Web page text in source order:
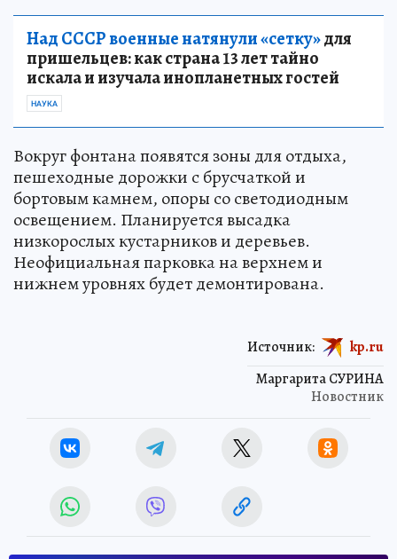
Над СССР военные натянули «сетку»для
пришельцев: как страна 13 лет тайно
искала и изучала инопланетных гостей
НАУКА
Вокруг фонтана появятся зоны для отдыха,
пешеходные дорожки с брусчаткой и
бортовым камнем, опоры со светодиодным
освещением. Планируется высадка
низкорослых кустарников и деревьев.
Неофициальная парковка на верхнем и
нижнем уровнях будет демонтирована.
Маргарита СУРИНА
Новостник
Источник: kp.ru